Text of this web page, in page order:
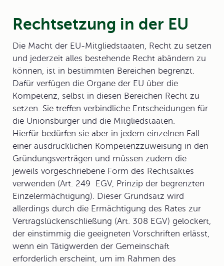
Rechtsetzung in der EU
Die Macht der EU-Mitgliedstaaten, Recht zu setzen
und jederzeit alles bestehende Recht abändern zu
können, ist in bestimmten Bereichen begrenzt.
Dafür verfügen die Organe der EU über die
Kompetenz, selbst in diesen Bereichen Recht zu
setzen. Sie treffen verbindliche Entscheidungen für
die Unionsbürger und die Mitgliedstaaten.
Hierfür bedürfen sie aber in jedem einzelnen Fall
einer ausdrücklichen Kompetenzzuweisung in den
Gründungsverträgen und müssen zudem die
jeweils vorgeschriebene Form des Rechtsaktes
verwenden (Art. 249 EGV, Prinzip der begrenzten
Einzelermächtigung). Dieser Grundsatz wird
allerdings durch die Ermächtigung des Rates zur
Vertragslückenschließung (Art. 308 EGV) gelockert,
der einstimmig die geeigneten Vorschriften erlässt,
wenn ein Tätigwerden der Gemeinschaft
erforderlich erscheint, um im Rahmen des